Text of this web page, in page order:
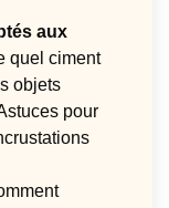
aux
quel ciment
objets
pour